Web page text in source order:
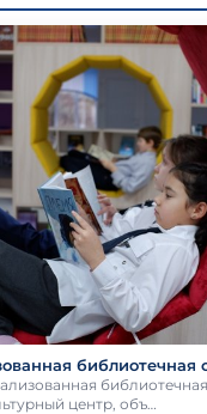
библиотечная
центр, объ…